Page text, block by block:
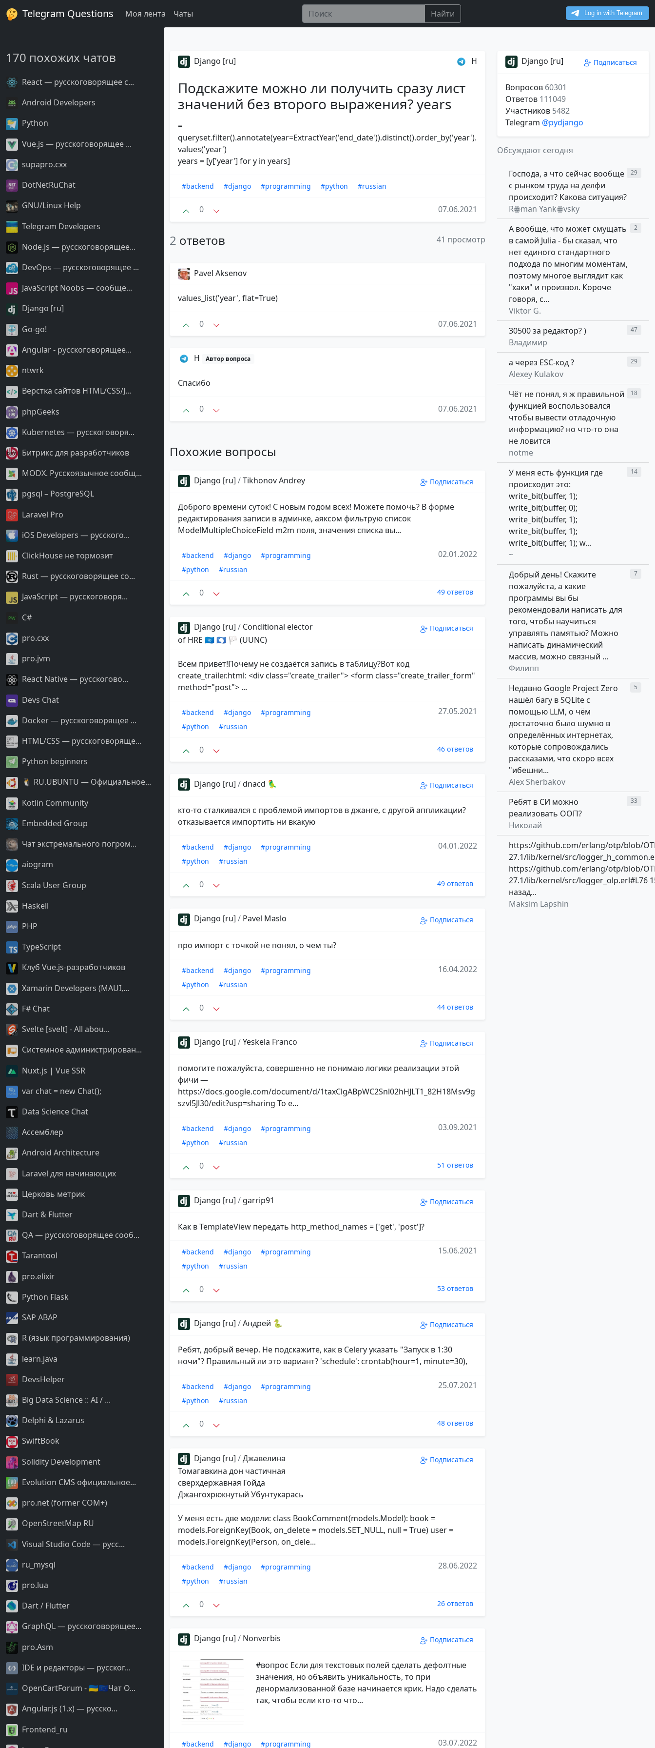
Telegram Questions Моя лента Чаты Найти
170 похожих чатов
React — русскоговорящее с...
Android Developers
Python
Vue.js — русскоговорящее ...
supapro.cxx
DotNetRuChat
GNU/Linux Help
Telegram Developers
Node.js — русскоговорящее...
DevOps — русскоговорящее ...
JavaScript Noobs — сообще...
Django [ru]
Go-go!
Angular - русскоговорящее...
ntwrk
Верстка сайтов HTML/CSS/J...
phpGeeks
Kubernetes — русскоговоря...
Битрикс для разработчиков
MODX. Русскоязычное сообщ...
pgsql – PostgreSQL
Laravel Pro
iOS Developers — русского...
ClickHouse не тормозит
Rust — русскоговорящее со...
JavaScript — русскоговоря...
С#
pro.cxx
pro.jvm
React Native — русскогово...
Devs Chat
Docker — русскоговорящее ...
HTML/CSS — русскоговоряще...
Python beginners
🐧 RU.UBUNTU — Официальное...
Kotlin Community
Embedded Group
Чат экстремального погром...
aiogram
Scala User Group
Haskell
PHP
TypeScript
Клуб Vue.js-разработчиков
Xamarin Developers (MAUI,...
F# Chat
Svelte [svelt] - All abou...
Системное администрирован...
Nuxt.js | Vue SSR
var chat = new Chat();
Data Science Chat
Ассемблер
Android Architecture
Laravel для начинающих
Церковь метрик
Dart & Flutter
QA — русскоговорящее сооб...
Tarantool
pro.elixir
Python Flask
SAP ABAP
R (язык программирования)
learn.java
DevsHelper
Big Data Science :: AI / ...
Delphi & Lazarus
SwiftBook
Solidity Development
Evolution CMS официальное...
pro.net (former COM+)
OpenStreetMap RU
Visual Studio Code — русс...
ru_mysql
pro.lua
Dart / Flutter
GraphQL — русскоговорящее...
pro.Asm
IDE и редакторы — русског...
OpenCartForum - 🇺🇦🇪🇺Чат O...
Angular.js (1.x) — русско...
Frontend_ru
Django [ru] H
Подскажите можно ли получить сразу лист
значений без второго выражения? years
=
queryset.filter().annotate(year=ExtractYear('end_date')).distinct().order_by('year').
values('year')
years = [y['year'] for y in years]
#backend #django #programming #python #russian
0 07.06.2021
2 ответов 41 просмотр
Pavel Aksenov
values_list('year', flat=True)
0 07.06.2021
H Автор вопроса
Спасибо
0 07.06.2021
Похожие вопросы
Django [ru] /Tikhonov Andrey Подписаться
Доброго времени суток! С новым годом всех! Можете помочь? В форме
редактирования записи в админке, аяксом фильтрую список
ModelMultipleChoiceField m2m поля, значения списка вы...
#backend #django
#programming
#python
#russian
02.01.2022
0 49 ответов
Django [ru] / Conditional elector
of HRE 🇺🇳 🇦🇶 🏳 (UUNC)
Подписаться
Всем привет!Почему не создаётся запись в таблицу?Вот код
create_trailer.html: <div class="create_trailer"> <form class="create_trailer_form"
method="post"> ...
#backend #django
#programming
#python
#russian
27.05.2021
0 46 ответов
Django [ru] /dnacd 🦜 Подписаться
кто-то сталкивался с проблемой импортов в джанге, с другой аппликации?
отказывается импортить ни вкакую
#backend #django
#programming
#python
#russian
04.01.2022
0 49 ответов
Django [ru] / Pavel Maslo Подписаться
про импорт с точкой не понял, о чем ты?
#backend #django
#programming
#python
#russian
16.04.2022
0 44 ответов
Django [ru] /Yeskela Franco Подписаться
помогите пожалуйста, совершенно не понимаю логики реализации этой
фичи —
https://docs.google.com/document/d/1taxClgABpWC2Snl02hHJLT1_82H18Msv9g
szvl5Jl30/edit?usp=sharing То е...
#backend #django
#programming
#python
#russian
03.09.2021
0 51 ответов
Django [ru] / garrip91 Подписаться
Как в TemplateView передать http_method_names = ['get', 'post']?
#backend #django
#programming
#python
#russian
15.06.2021
0 53 ответов
Django [ru] /Андрей 🐍 Подписаться
Ребят, добрый вечер. Не подскажите, как в Celery указать "Запуск в 1:30
ночи"? Правильный ли это вариант? 'schedule': crontab(hour=1, minute=30),
#backend #django
#programming
#python
#russian
25.07.2021
0 48 ответов
Django [ru] /Джавелина
Томагавкина дон частичная
сверхдержавная Гойда
Джангохрюкнутый Убунтукарась
Подписаться
У меня есть две модели: class BookComment(models.Model): book =
models.ForeignKey(Book, on_delete = models.SET_NULL, null = True) user =
models.ForeignKey(Person, on_dele...
#backend #django
#programming
#python
#russian
28.06.2022
0 26 ответов
Django [ru] / Nonverbis Подписаться
#вопрос Если для текстовых полей сделать дефолтные
значения, но объявить уникальность, то при
денормализованной базе начинается крик. Надо сделать
так, чтобы если кто-то что...
#backend #django #programming 03.07.2022
Django [ru] Подписаться
Вопросов 60301
Ответов 111049
Участников 5482
Telegram @pydjango
Обсуждают сегодня
Господа, а что сейчас вообще
с рынком труда на делфи
происходит? Какова ситуация?
Rꙮman Yankꙮvsky
29
А вообще, что может смущать
в самой Julia - бы сказал, что
нет единого стандартного
подхода по многим моментам,
поэтому многое выглядит как
"хаки" и произвол. Короче
говоря, с...
Viktor G.
2
30500 за редактор? )
Владимир
47
а через ESC-код ?
Alexey Kulakov
29
Чёт не понял, я ж правильной
функцией воспользовался
чтобы вывести отладочную
информацию? но что-то она
не ловится
notme
18
У меня есть функция где
происходит это:
write_bit(buffer, 1);
write_bit(buffer, 0);
write_bit(buffer, 1);
write_bit(buffer, 1);
write_bit(buffer, 1); w...
~
14
Добрый день! Скажите
пожалуйста, а какие
программы вы бы
рекомендовали написать для
того, чтобы научиться
управлять памятью? Можно
написать динамический
массив, можно связный ...
Филипп
7
Недавно Google Project Zero
нашёл багу в SQLite с
помощью LLM, о чём
достаточно было шумно в
определённых интернетах,
которые сопровождались
рассказами, что скоро всех
"ибешни...
Alex Sherbakov
5
Ребят в СИ можно
реализовать ООП?
Николай
33
https://github.com/erlang/otp/blob/
27.1/lib/kernel/src/
https://github.com/erlang/otp/blob/
27.1/lib/kernel/src/logger_olp.erl#L76
назад...
Maksim Lapshin